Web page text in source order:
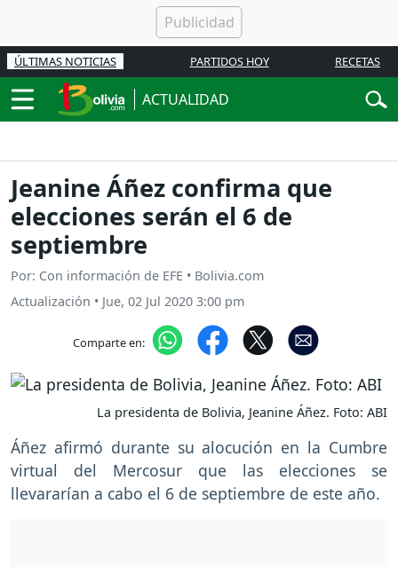
ÚLTIMAS NOTICIAS PARTIDOS HOY RECETAS
ACTUALIDAD
Jeanine Áñez confirma que
elecciones serán el 6 de
septiembre
Por: Con información de EFE • Bolivia.com
Actualización • Jue, 02 Jul 2020 3:00 pm
Comparte en:
La presidenta de Bolivia, Jeanine Áñez. Foto: ABI
Áñez afirmó durante su alocución en la Cumbre
virtual del Mercosur que las elecciones se
llevararían a cabo el 6 de septiembre de este año.